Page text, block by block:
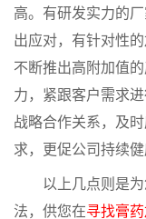
高。有研发实力的
出应对，有针对性
不断推出高附加值
力，紧跟客户需求
战略合作关系，及
求，更促公司持续健
以上几点则是为
法，供您在寻找膏